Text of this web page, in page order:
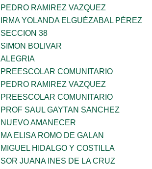
PEDRO RAMIREZ VAZQUEZ
IRMA YOLANDA ELGUÉZABAL PÉREZ
SECCION 38
SIMON BOLIVAR
ALEGRIA
PREESCOLAR COMUNITARIO
PEDRO RAMIREZ VAZQUEZ
PREESCOLAR COMUNITARIO
PROF SAUL GAYTAN SANCHEZ
NUEVO AMANECER
MA ELISA ROMO DE GALAN
MIGUEL HIDALGO Y COSTILLA
SOR JUANA INES DE LA CRUZ